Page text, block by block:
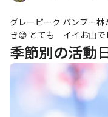
グレーピーク バンブー
き😊 とても イイお山
季節別の活動